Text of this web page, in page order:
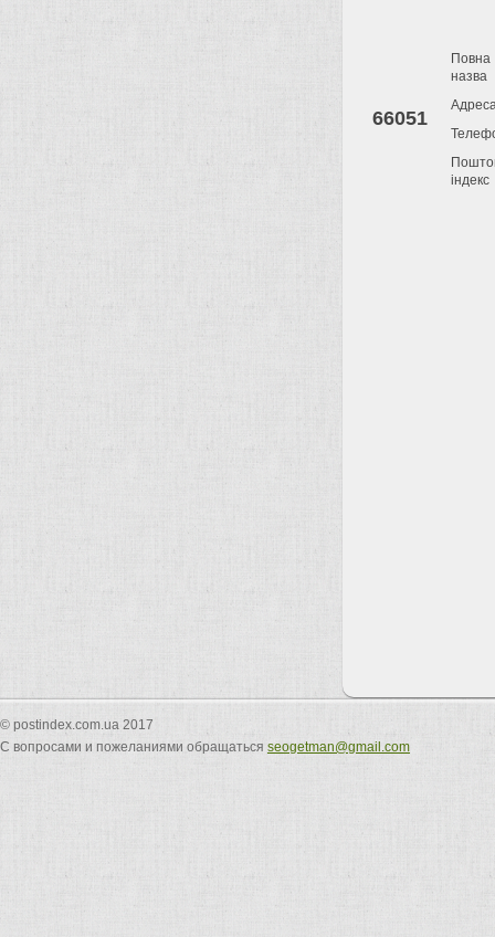
66051
Повна
назва
індекс
© postindex.com.ua 2017
С вопросами и пожеланиями обращаться seogetman@gmail.com